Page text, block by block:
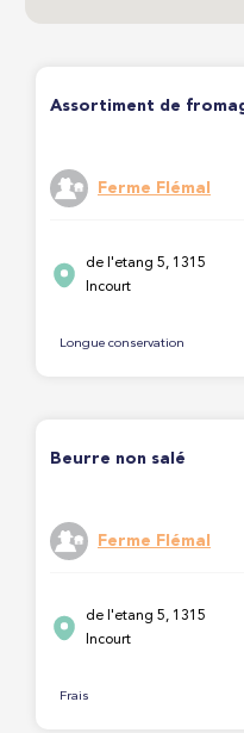
Assortiment de
Ferme Flémal
de l'etang 5, 1315
Incourt
Longue conservation
Beurre non salé
Ferme Flémal
de l'etang 5, 1315
Incourt
Frais